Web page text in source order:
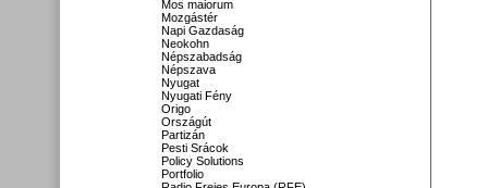
Mos maiorum
Mozgástér
Napi Gazdaság
Neokohn
Népszabadság
Népszava
Nyugat
Nyugati Fény
Origo
Országút
Partizán
Pesti Srácok
Policy Solutions
Portfolio